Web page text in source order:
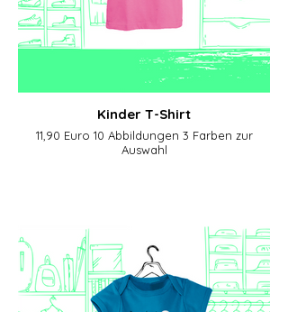
Kinder T-Shirt
11,90 Euro 10 Abbildungen 3 Farben zur
Auswahl